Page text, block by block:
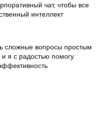
чат, чтобы все
интеллект
сложные вопросы простым
я с радостью помогу